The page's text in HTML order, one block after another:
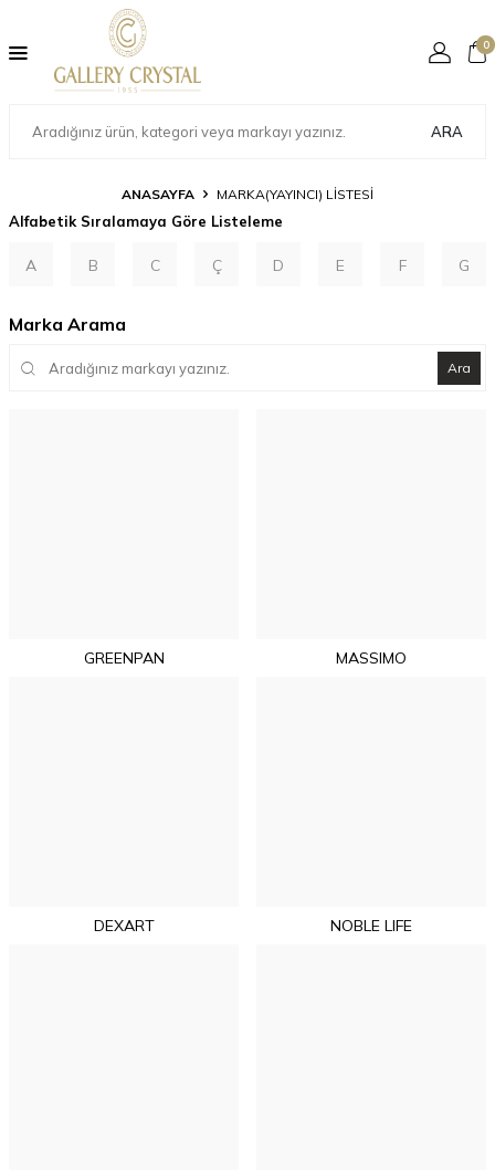
ARA
0
ANASAYFA MARKA(YAYINCI) LISTESI
Alfabetik Sıralamaya Göre Listeleme
A B C Ç D E F G
Marka Arama
Ara
GREENPAN MASSIMO
DEXART NOBLE LIFE